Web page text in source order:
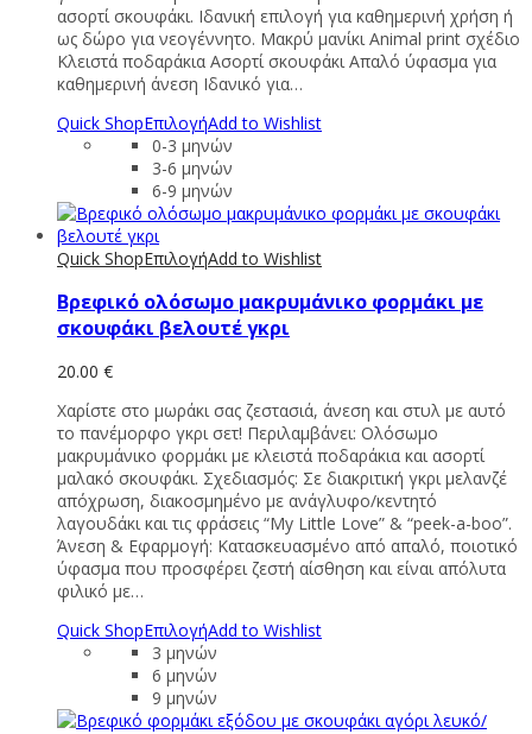
ασορτί σκουφάκι. Ιδανική επιλογή για καθημερινή χρήση ή
ως δώρο για νεογέννητο. Μακρύ μανίκι Animal print σχέδιο
Κλειστά ποδαράκια Ασορτί σκουφάκι Απαλό ύφασμα για
καθημερινή άνεση Ιδανικό για…
Quick ShopΕπιλογήAdd to Wishlist
0-3 μηνών
3-6 μηνών
6-9 μηνών
Quick ShopΕπιλογήAdd to Wishlist
Bρεφικό ολόσωμο μακρυμάνικο φορμάκι με
σκουφάκι βελουτέ γκρι
20.00 €
Χαρίστε στο μωράκι σας ζεστασιά, άνεση και στυλ με αυτό
το πανέμορφο γκρι σετ! Περιλαμβάνει: Ολόσωμο
μακρυμάνικο φορμάκι με κλειστά ποδαράκια και ασορτί
μαλακό σκουφάκι. Σχεδιασμός: Σε διακριτική γκρι μελανζέ
απόχρωση, διακοσμημένο με ανάγλυφο/κεντητό
λαγουδάκι και τις φράσεις “My Little Love” & “peek-a-boo”.
Άνεση & Εφαρμογή: Κατασκευασμένο από απαλό, ποιοτικό
ύφασμα που προσφέρει ζεστή αίσθηση και είναι απόλυτα
φιλικό με…
Quick ShopΕπιλογήAdd to Wishlist
3 μηνών
6 μηνών
9 μηνών